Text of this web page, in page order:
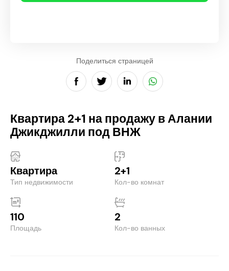
Поделиться страницей
Квартира 2+1 на продажу в Алании
Джикджилли под ВНЖ
Квартира
Тип недвижимости
2+1
Кол-во комнат
110
Площадь
2
Кол-во ванных